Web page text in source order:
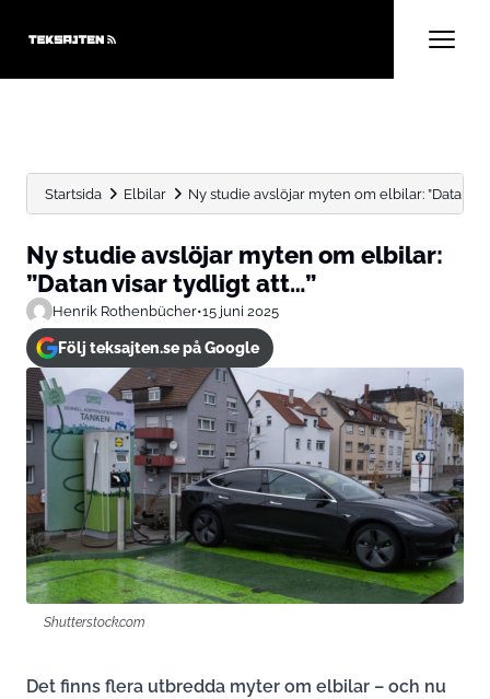
Startsida Elbilar Ny studie avslöjar myten om elbilar: ”Datan
Ny studie avslöjar myten om elbilar:
”Datan visar tydligt att…”
Henrik Rothenbücher•15 juni 2025
Följ teksajten.se på Google
Shutterstock.com
Det finns flera utbredda myter om elbilar – och nu